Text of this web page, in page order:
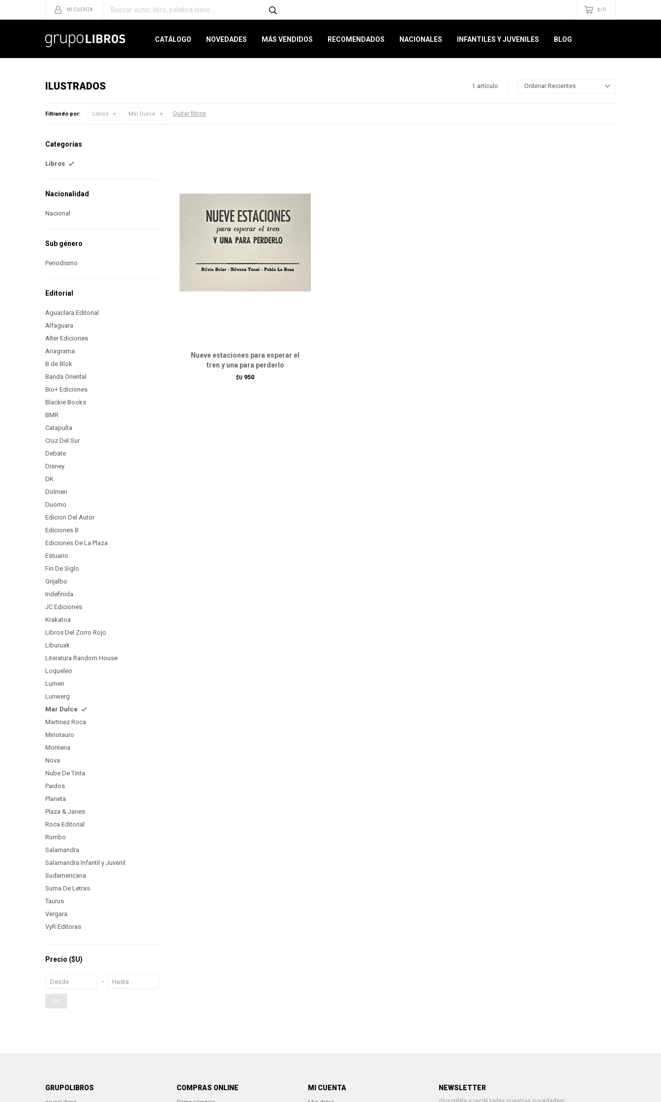
CATÁLOGO NOVEDADES MÁS VENDIDOS RECOMENDADOS NACIONALES INFANTILES Y JUVENILES BLOG
$U 0
ILUSTRADOS 1 artículo Recientes
Filtrando por: Libros Mar Dulce Quitar filtros
Nueve estaciones para esperar el
tren y una para perderlo
$U 950
Categorías
Libros
Nacionalidad
Nacional
Sub género
Periodismo
Editorial
Aguaclara Editorial
Alfaguara
Alter Ediciones
Anagrama
B de Blok
Banda Oriental
Bio+ Ediciones
Blackie Books
BMR
Catapulta
Cruz Del Sur
Debate
Disney
DK
Dolmen
Duomo
Edicion Del Autor
Ediciones B
Ediciones De La Plaza
Estuario
Fin De Siglo
Grijalbo
Indefinida
JC Ediciones
Krakatoa
Libros Del Zorro Rojo
Liburuak
Literatura Random House
Loqueleo
Lumen
Lunwerg
Mar Dulce
Martinez Roca
Minotauro
Montena
Nova
Nube De Tinta
Paidos
Planeta
Plaza & Janes
Roca Editorial
Rumbo
Salamandra
Salamandra Infantil y Juvenil
Sudamericana
Suma De Letras
Taurus
Vergara
VyR Editoras
Precio ($U)
OK
GRUPOLIBROS COMPRAS ONLINE MI CUENTA NEWSLETTER